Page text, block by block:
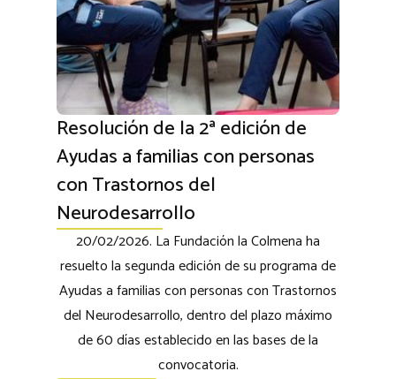
Resolución de la 2ª edición de
Ayudas a familias con personas
con Trastornos del
Neurodesarrollo
20/02/2026. La Fundación la Colmena ha
resuelto la segunda edición de su programa de
Ayudas a familias con personas con Trastornos
del Neurodesarrollo, dentro del plazo máximo
de 60 días establecido en las bases de la
convocatoria.